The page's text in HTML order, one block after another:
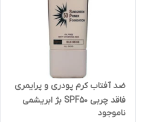
ضد آفتاب کرم پودری و پرایمری
فاقد چربی SPF50 بژ ابریشمی
سان سیف
ناموجود